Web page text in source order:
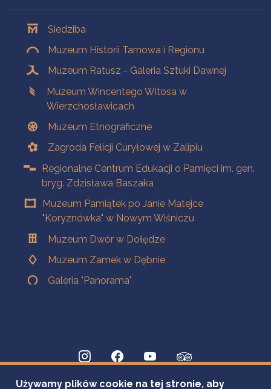
Siedziba
Muzeum Historii Tarnowa i Regionu
Muzeum Ratusz - Galeria Sztuki Dawnej
Muzeum Wincentego Witosa w
Wierzchosławicach
Muzeum Etnograficzne
Zagroda Felicji Curyłowej w Zalipiu
Regionalne Centrum Edukacji o Pamięci im. gen.
bryg. Zdzisława Baszaka
Muzeum Pamiątek po Janie Matejce
"Koryznówka" w Nowym Wiśniczu
Muzeum Dwór w Dołędze
Muzeum Zamek w Dębnie
Galeria "Panorama"
Używamy plików cookie na tej stronie, aby